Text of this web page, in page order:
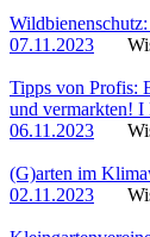
07.11.2023
Tipps von Profis:
und vermarkten! I
06.11.2023
(G)arten im
02.11.2023